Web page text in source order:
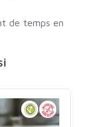
de temps en